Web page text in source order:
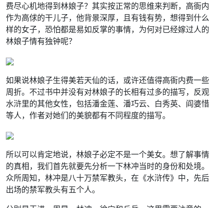
费尽心机地得到林娘子？其实按正常的思维来判断，高衙内
作为高俅的干儿子，他背景深厚，且有钱有势，想得到什么
样的女子，恐怕都是易如反掌的事情，为何对已经嫁过人的
林娘子情有独钟呢？
如果说林娘子生得美若天仙的话，或许还值得高衙内费一些
周折。不过书中并没有对林娘子的长相有过多的描写，反观
水浒里的其他女性，包括潘金莲、潘巧云、白秀英、阎婆惜
等人，作者对她们的美貌都有不同程度的描写。
所以可以肯定地说，林娘子必定不是一个美女。想了解事情
的真相，我们首先就要先分析一下林冲当时的身份和处境。
众所周知，林冲是八十万禁军教头，在《水浒传》中，先后
出场的禁军教头有五个人。